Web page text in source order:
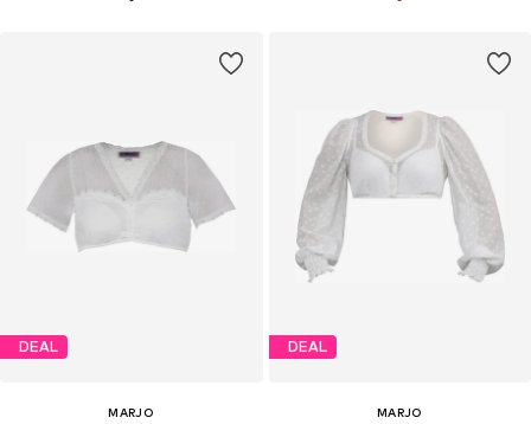
DEAL
MARJO
DEAL
MARJO